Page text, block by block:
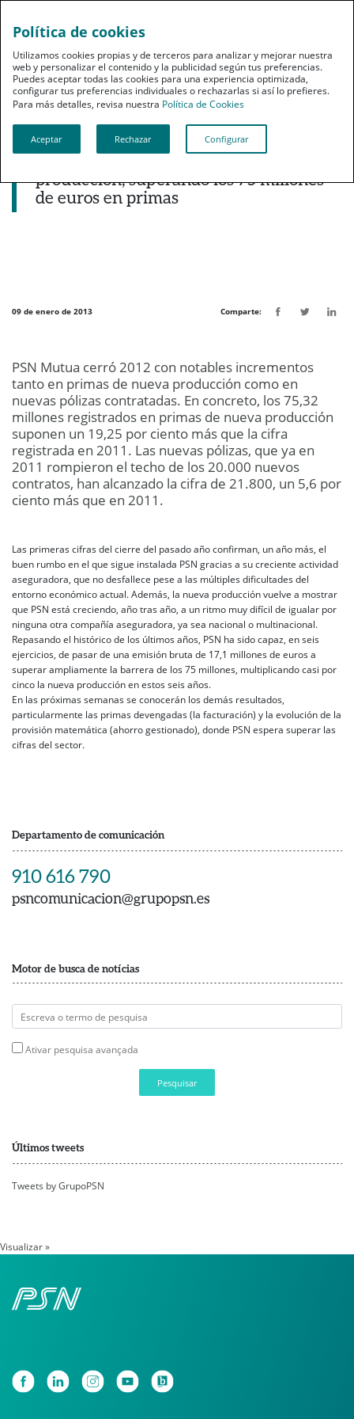
Noticias destacadas
PSN aumenta un 19% la nueva
producción, superando los 75 millones
de euros en primas
09 de enero de 2013 Comparte:
PSN Mutua cerró 2012 con notables incrementos
tanto en primas de nueva producción como en
nuevas pólizas contratadas. En concreto, los 75,32
millones registrados en primas de nueva producción
suponen un 19,25 por ciento más que la cifra
registrada en 2011. Las nuevas pólizas, que ya en
2011 rompieron el techo de los 20.000 nuevos
contratos, han alcanzado la cifra de 21.800, un 5,6 por
ciento más que en 2011.
Las primeras cifras del cierre del pasado año confirman, un año más, el
buen rumbo en el que sigue instalada PSN gracias a su creciente actividad
aseguradora, que no desfallece pese a las múltiples dificultades del
entorno económico actual. Además, la nueva producción vuelve a mostrar
que PSN está creciendo, año tras año, a un ritmo muy difícil de igualar por
ninguna otra compañía aseguradora, ya sea nacional o multinacional.
Repasando el histórico de los últimos años, PSN ha sido capaz, en seis
ejercicios, de pasar de una emisión bruta de 17,1 millones de euros a
superar ampliamente la barrera de los 75 millones, multiplicando casi por
cinco la nueva producción en estos seis años.
En las próximas semanas se conocerán los demás resultados,
particularmente las primas devengadas (la facturación) y la evolución de la
provisión matemática (ahorro gestionado), donde PSN espera superar las
cifras del sector.
Departamento de comunicación
910 616 790
psncomunicacion@grupopsn.es
Motor de busca de notícias
Ativar pesquisa avançada
Pesquisar
Últimos tweets
Tweets by GrupoPSN
Visualizar »
Política de cookies
Utilizamos cookies propias y de terceros para analizar y mejorar nuestra
web y personalizar el contenido y la publicidad según tus preferencias.
Puedes aceptar todas las cookies para una experiencia optimizada,
configurar tus preferencias individuales o rechazarlas si así lo prefieres.
Para más detalles, revisa nuestra Política de Cookies
Aceptar Rechazar Configurar